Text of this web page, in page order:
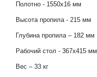
Полотно - 1550х16 мм
Высота пропила - 215 мм
Глубина пропила – 182 мм
Рабочий стол - 367х415 мм
Вес – 33 кг